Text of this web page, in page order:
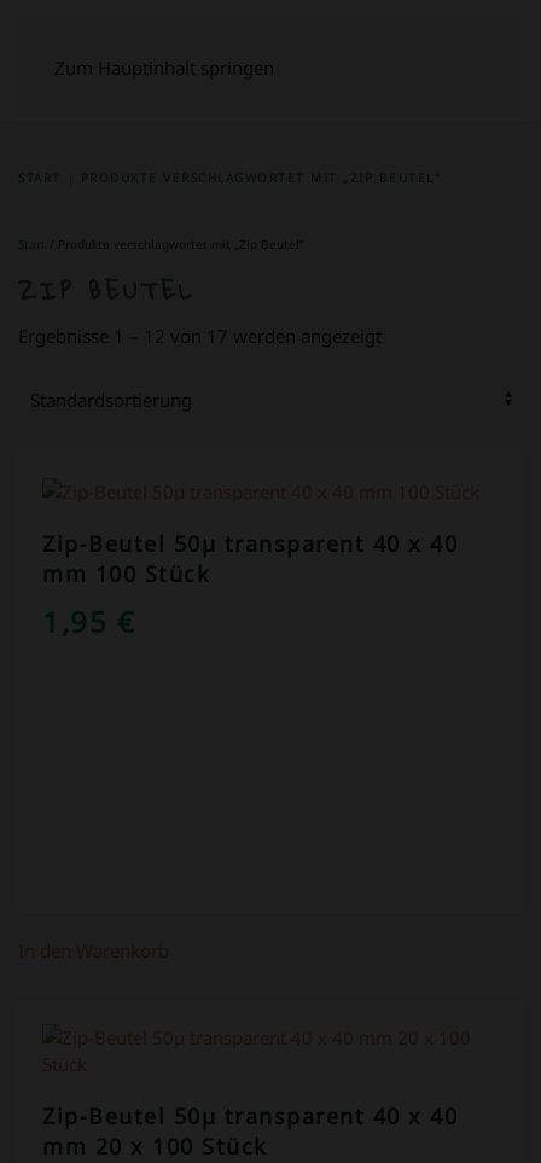
Zum Hauptinhalt springen
/ Produkte verschlagwortet mit „Zip Beutel“
Ergebnisse 1 – 12 von 17 werden angezeigt
Zip-Beutel 50µ transparent 40 x 40
mm 100 Stück
1,95 €
Zip-Beutel 50µ transparent 40 x 40
mm 20 x 100 Stück